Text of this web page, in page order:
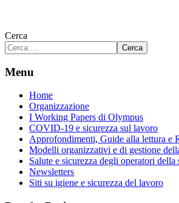
Cerca
Cerca
Menu
Home
Organizzazione
I Working Papers di Olympus
COVID-19 e sicurezza sul lavoro
Approfondimenti, Guide alla lettura e
Modelli organizzativi e di gestione
Salute e sicurezza degli operatori della
Newsletters
Siti su igiene e sicurezza del lavoro